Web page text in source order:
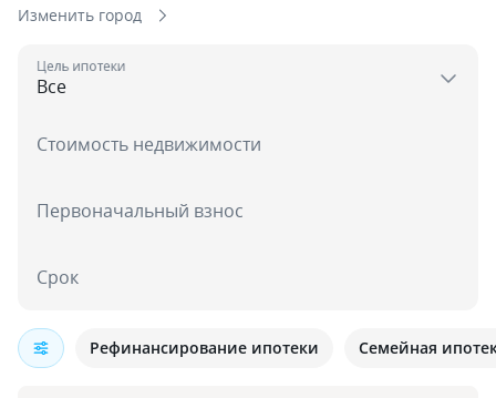
Изменить город
Цель ипотеки
Стоимость недвижимости
Первоначальный взнос
Срок
Рефинансирование ипотеки Семейная